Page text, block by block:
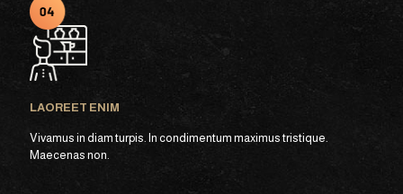
LAOREET ENIM
Vivamus in diam turpis. In condimentum maximus tristique.
Maecenas non.